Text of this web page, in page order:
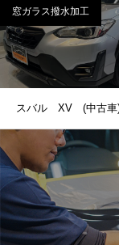
グ 窓ガラス撥水加
ライトリペア プロ
フィルム 樹脂コー
窓ガラス撥水加工
スバル XV (中古車